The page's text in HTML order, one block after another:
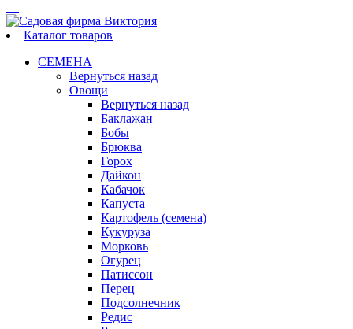
Каталог товаров
СЕМЕНА
Вернуться назад
Овощи
Вернуться назад
Баклажан
Бобы
Брюква
Горох
Дайкон
Кабачок
Капуста
Картофель (семена)
Кукуруза
Морковь
Огурец
Патиссон
Перец
Подсолнечник
Редис